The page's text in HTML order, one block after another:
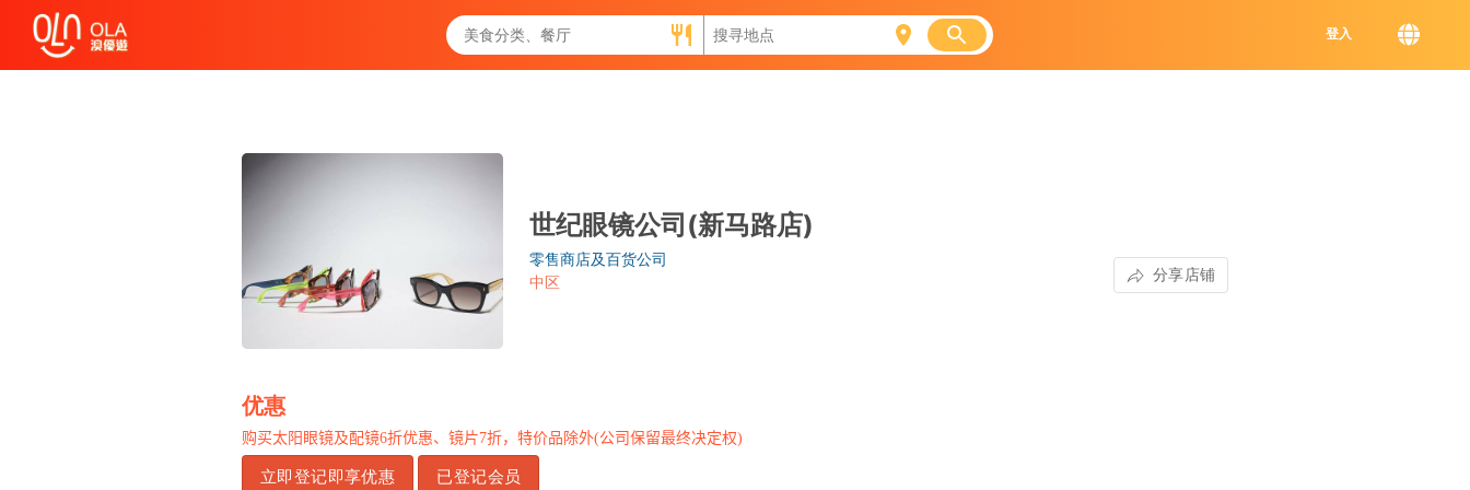
登入
查看`我的优惠记录`
世纪眼镜公司(新马路店)
零售商店及百货公司
中区
分享店铺
优惠
购买太阳眼镜及配镜6折优惠、镜片7折，特价品除外(公司保留最终决定权)
立即登记即享优惠 已登记会员